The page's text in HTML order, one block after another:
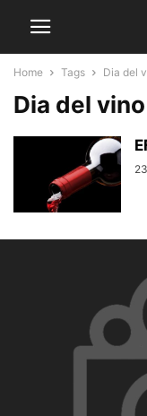
Home Tags Dia del
Dia del vino